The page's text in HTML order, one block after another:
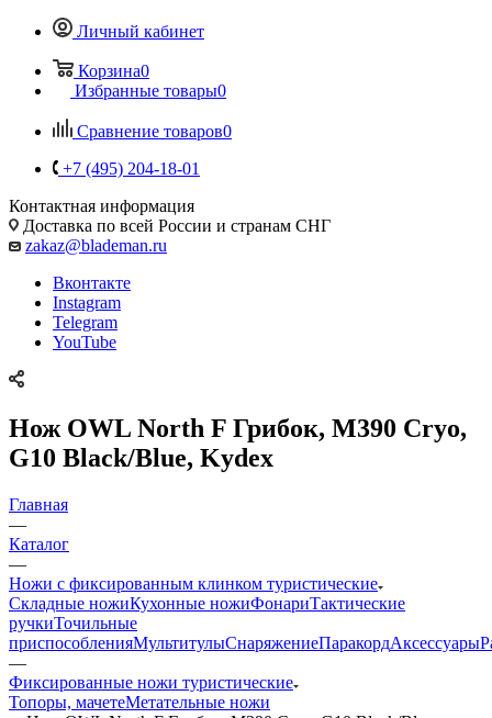
Личный кабинет
Корзина0
Избранные товары0
Сравнение товаров0
+7 (495) 204-18-01
Контактная информация
Доставка по всей России и странам СНГ
zakaz@blademan.ru
Вконтакте
Instagram
Telegram
YouTube
Нож OWL North F Грибок, M390 Cryo,
G10 Black/Blue, Kydex
Главная
—
Каталог
—
Ножи с фиксированным клинком туристические
Складные ножиКухонные ножиФонариТактические
ручкиТочильные
приспособленияМультитулыСнаряжениеПаракордАксессуары
—
Фиксированные ножи туристические
Топоры, мачетеМетательные ножи